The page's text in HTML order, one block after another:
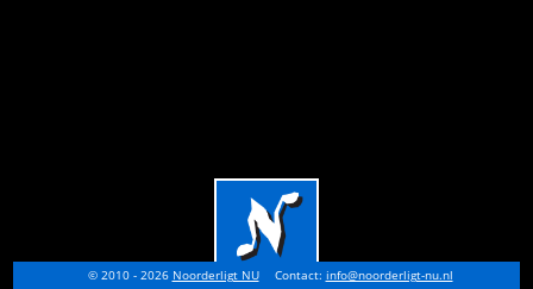
© 2010 - 2026 Noorderligt NU Contact: info@noorderligt-nu.nl